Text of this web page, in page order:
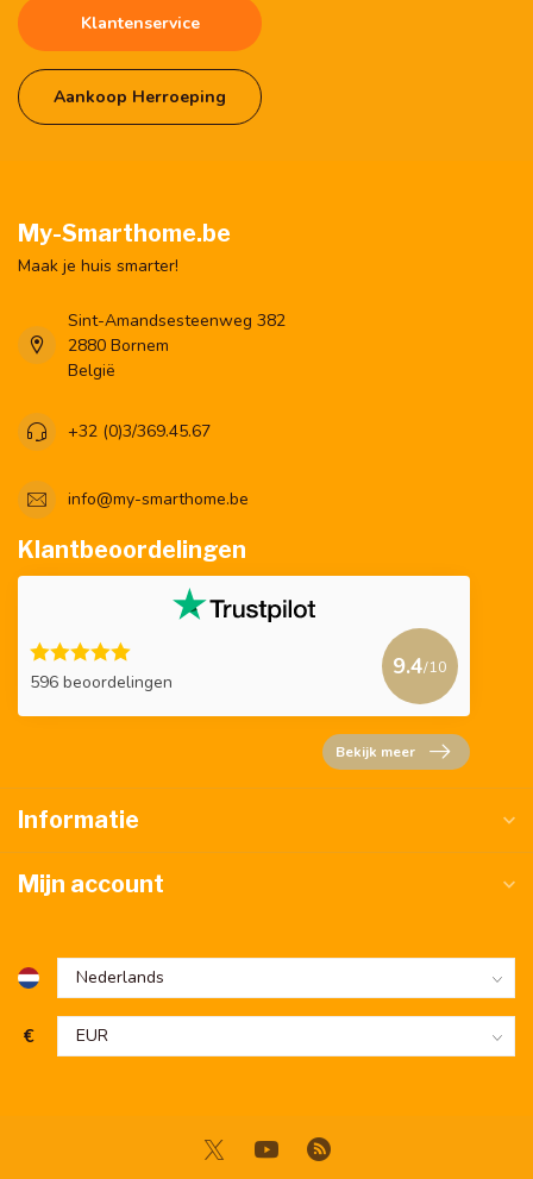
Klantenservice
Aankoop Herroeping
My-Smarthome.be
Maak je huis smarter!
Sint-Amandsesteenweg 382
2880 Bornem
België
+32 (0)3/369.45.67
info@my-smarthome.be
Klantbeoordelingen
596 beoordelingen
9.4/10
Bekijk meer
Informatie
Mijn account
€